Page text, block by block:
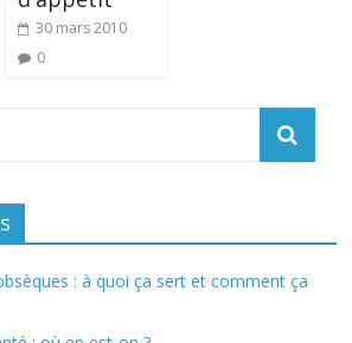
30 mars 2010
0
: à quoi ça sert et comment ça